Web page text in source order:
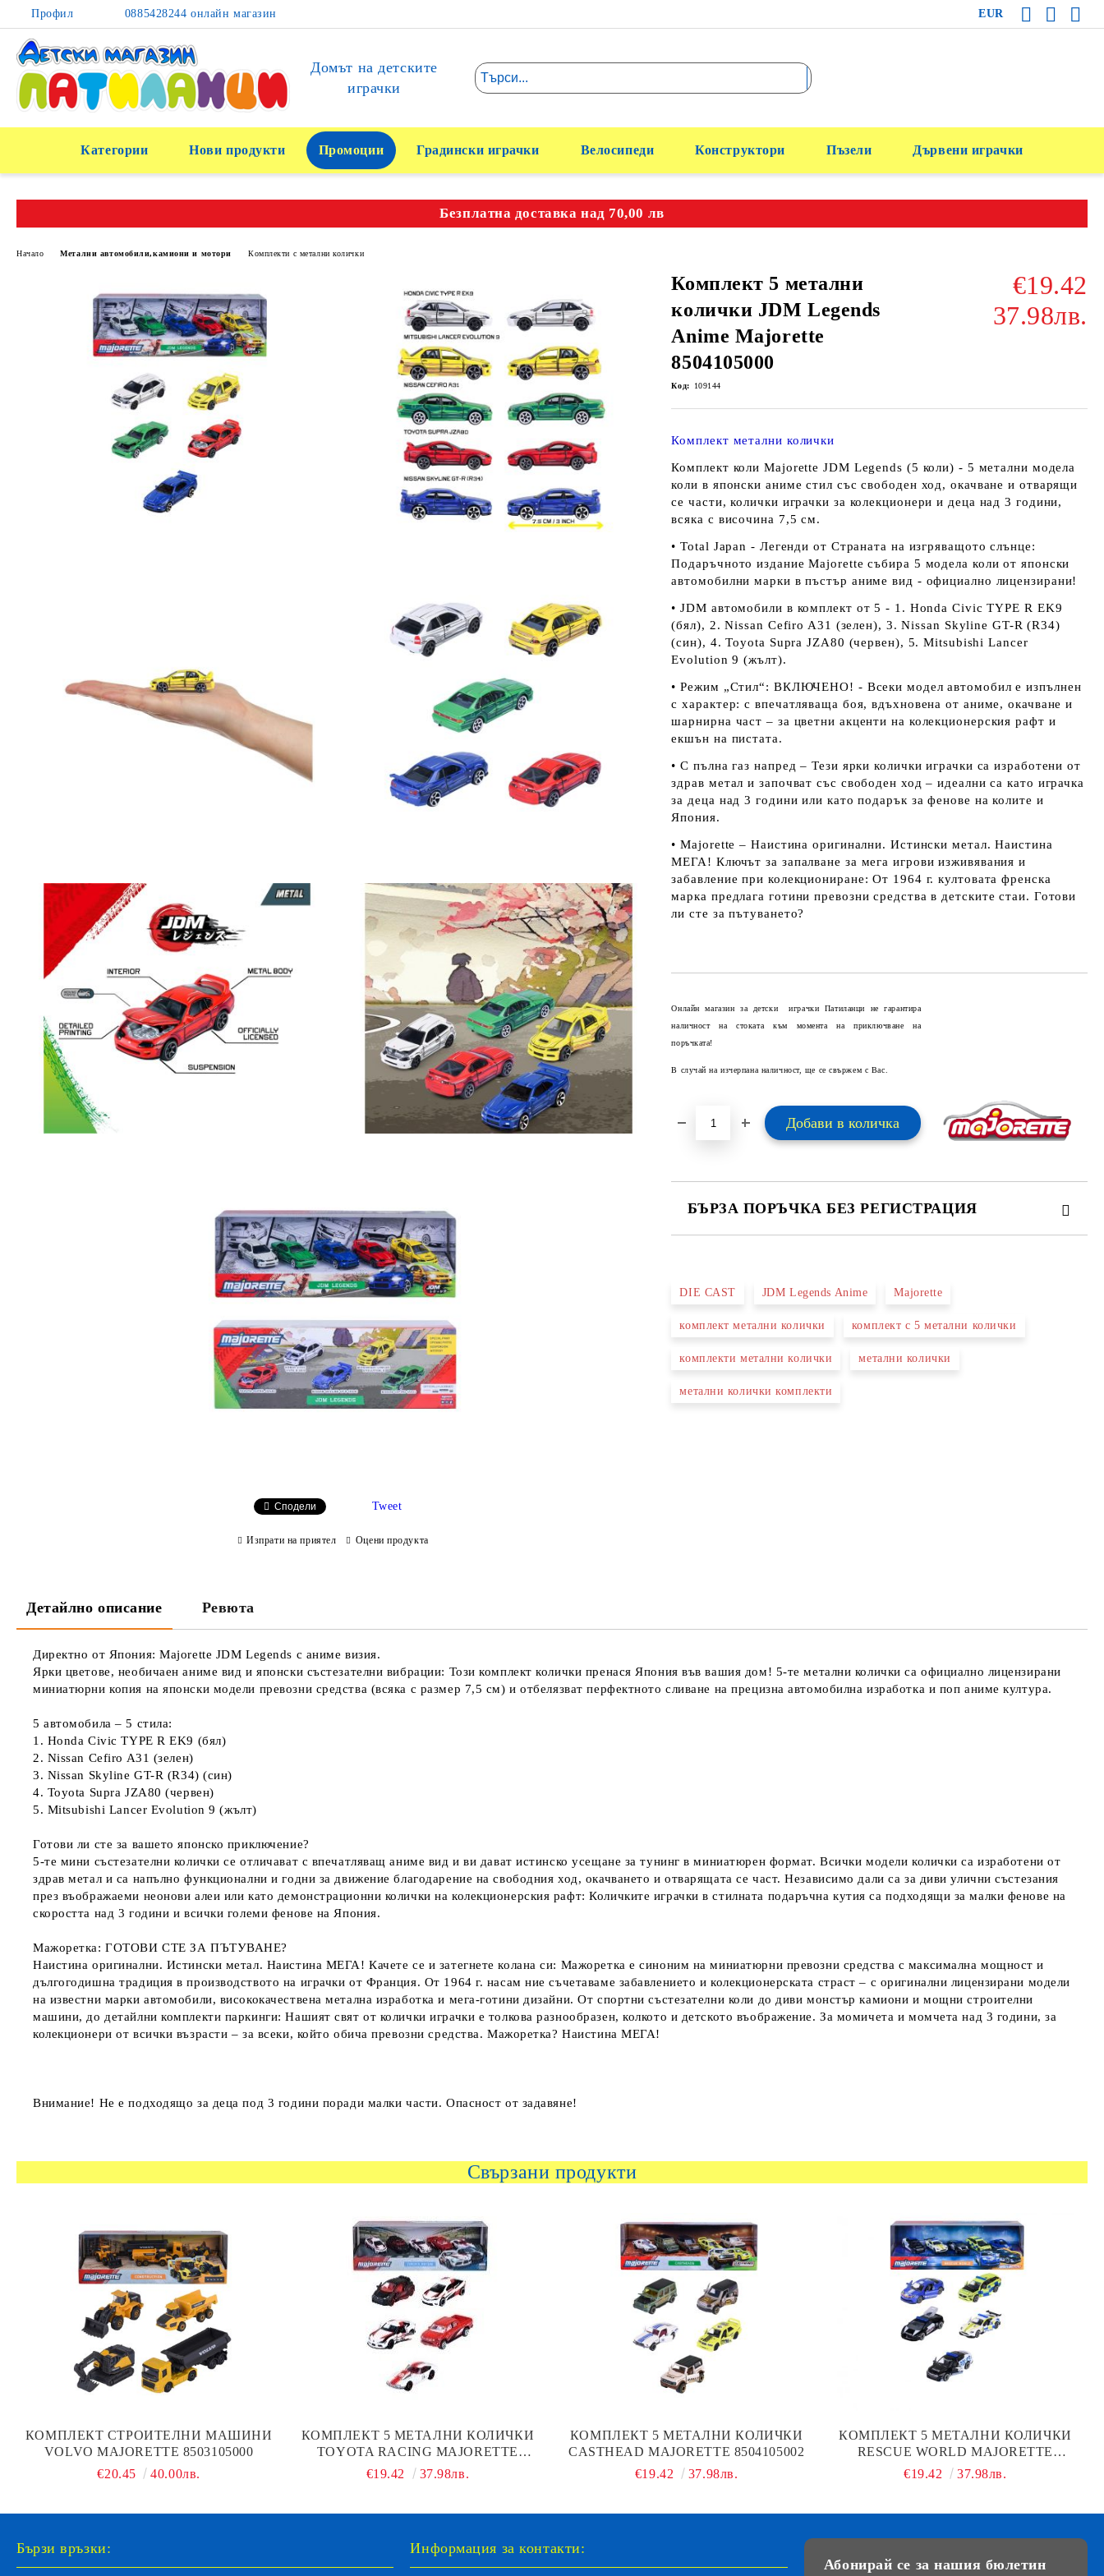
Профил 0885428244 онлайн магазин EUR
Домът на детските
играчки
Категории Нови продукти Промоции Градински играчки Велосипеди Конструктори Пъзели Дървени играчки
Безплатна доставка над 70,00 лв
Начало Метални автомобили,камиони и мотори Комплекти с метални колички
Комплект 5 метални
колички JDM Legends
Anime Majorette
8504105000
€19.42
37.98лв.
Код: 109144
Комплект метални колички
Комплект коли Majorette JDM Legends (5 коли) - 5 метални модела
коли в японски аниме стил със свободен ход, окачване и отварящи
се части, колички играчки за колекционери и деца над 3 години,
всяка с височина 7,5 см.
• Total Japan - Легенди от Страната на изгряващото слънце:
Подаръчното издание Majorette събира 5 модела коли от японски
автомобилни марки в пъстър аниме вид - официално лицензирани!
• JDM автомобили в комплект от 5 - 1. Honda Civic TYPE R EK9
(бял), 2. Nissan Cefiro A31 (зелен), 3. Nissan Skyline GT-R (R34)
(син), 4. Toyota Supra JZA80 (червен), 5. Mitsubishi Lancer
Evolution 9 (жълт).
• Режим „Стил“: ВКЛЮЧЕНО! - Всеки модел автомобил е изпълнен
с характер: с впечатляваща боя, вдъхновена от аниме, окачване и
шарнирна част – за цветни акценти на колекционерския рафт и
екшън на пистата.
• С пълна газ напред – Тези ярки колички играчки са изработени от
здрав метал и започват със свободен ход – идеални са като играчка
за деца над 3 години или като подарък за фенове на колите и
Япония.
• Majorette – Наистина оригинални. Истински метал. Наистина
МЕГА! Ключът за запалване за мега игрови изживявания и
забавление при колекциониране: От 1964 г. култовата френска
марка предлага готини превозни средства в детските стаи. Готови
ли сте за пътуването?
Онлайн магазин за детски играчки Патиланци не гарантира
наличност на стоката към момента на приключване на
поръчката!
В случай на изчерпана наличност, ще се свържем с Вас.
БЪРЗА ПОРЪЧКА БЕЗ РЕГИСТРАЦИЯ
Ние ще се свържем с вас в рамките на работния ден.
DIE CAST JDM Legends Anime Majorette
комплект метални колички комплект с 5 метални колички
комплекти метални колички метални колички
метални колички комплекти
Сподели Tweet
Изпрати на приятел Оцени продукта
Детайлно описание Ревюта
Директно от Япония: Majorette JDM Legends с аниме визия.
Ярки цветове, необичаен аниме вид и японски състезателни вибрации: Този комплект колички пренася Япония във вашия дом! 5-те метални колички са официално лицензирани
миниатюрни копия на японски модели превозни средства (всяка с размер 7,5 см) и отбелязват перфектното сливане на прецизна автомобилна изработка и поп аниме култура.
5 автомобила – 5 стила:
1. Honda Civic TYPE R EK9 (бял)
2. Nissan Cefiro A31 (зелен)
3. Nissan Skyline GT-R (R34) (син)
4. Toyota Supra JZA80 (червен)
5. Mitsubishi Lancer Evolution 9 (жълт)
Готови ли сте за вашето японско приключение?
5-те мини състезателни колички се отличават с впечатляващ аниме вид и ви дават истинско усещане за тунинг в миниатюрен формат. Всички модели колички са изработени от
здрав метал и са напълно функционални и годни за движение благодарение на свободния ход, окачването и отварящата се част. Независимо дали са за диви улични състезания
през въображаеми неонови алеи или като демонстрационни колички на колекционерския рафт: Количките играчки в стилната подаръчна кутия са подходящи за малки фенове на
скоростта над 3 години и всички големи фенове на Япония.
Мажоретка: ГОТОВИ СТЕ ЗА ПЪТУВАНЕ?
Наистина оригинални. Истински метал. Наистина МЕГА! Качете се и затегнете колана си: Мажоретка е синоним на миниатюрни превозни средства с максимална мощност и
дългогодишна традиция в производството на играчки от Франция. От 1964 г. насам ние съчетаваме забавлението и колекционерската страст – с оригинални лицензирани модели
на известни марки автомобили, висококачествена метална изработка и мега-готини дизайни. От спортни състезателни коли до диви монстър камиони и мощни строителни
машини, до детайлни комплекти паркинги: Нашият свят от колички играчки е толкова разнообразен, колкото и детското въображение. За момичета и момчета над 3 години, за
колекционери от всички възрасти – за всеки, който обича превозни средства. Мажоретка? Наистина МЕГА!
Внимание! Не е подходящо за деца под 3 години поради малки части. Опасност от задавяне!
Свързани продукти
КОМПЛЕКТ СТРОИТЕЛНИ МАШИНИ
VOLVO MAJORETTE 8503105000
€20.45
40.00лв.
КОМПЛЕКТ 5 МЕТАЛНИ КОЛИЧКИ
TOYOTA RACING MAJORETTE
8502105003
€19.42 37.98лв.
КОМПЛЕКТ 5 МЕТАЛНИ КОЛИЧКИ
CASTHEAD MAJORETTE 8504105002
€19.42
37.98лв.
КОМПЛЕКТ 5 МЕТАЛНИ КОЛИЧКИ
RESCUE WORLD MAJORETTE
8503105001
€19.42 37.98лв.
Бързи връзки:
Информация за контакти:
Абонирай се за нашия бюлетин